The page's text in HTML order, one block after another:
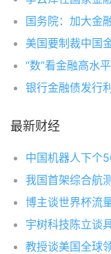
国务院：加大金
美国要制裁中国
“数”看金融高水
银行金融债发行
最新财经
中国机器人下个
我国首架综合航
博主谈世界杯流
宇树科技陈立谈
教授谈美国全球